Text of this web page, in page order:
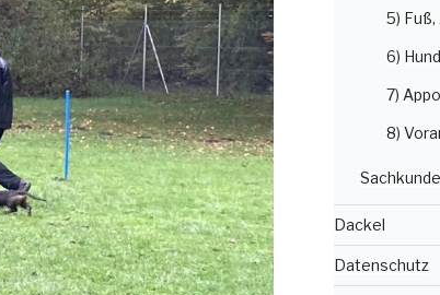
5)
6)
7)
8)
Dackel
Datenschutz